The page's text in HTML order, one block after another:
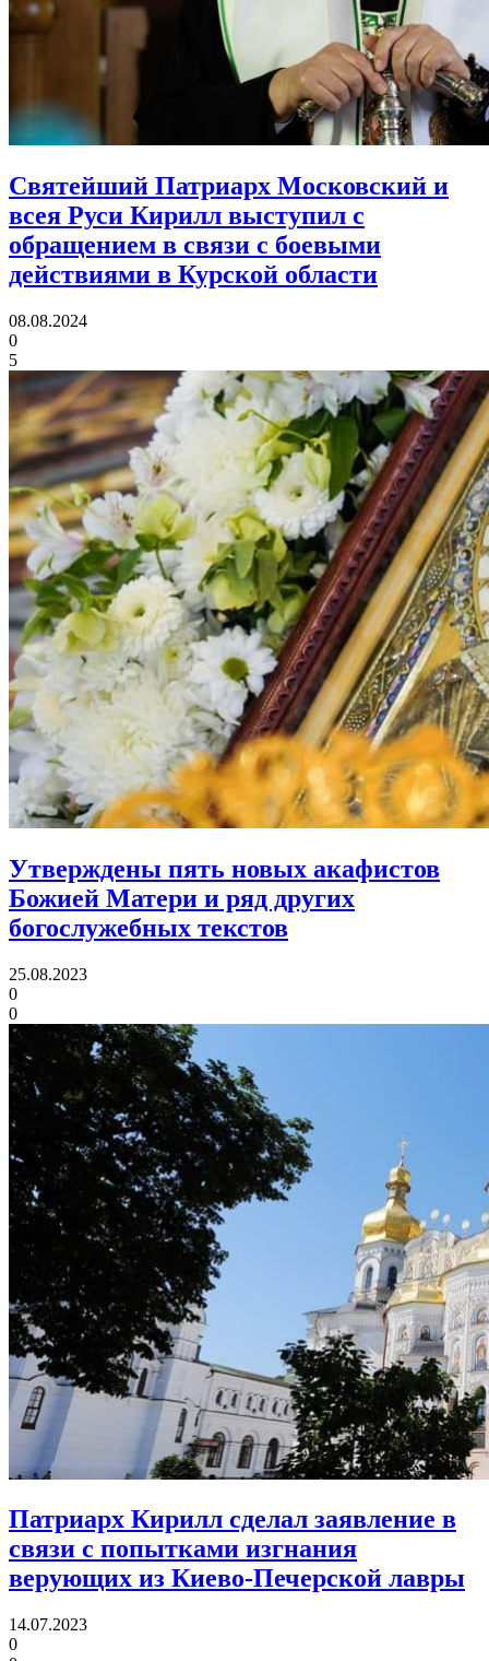
Святейший Патриарх Московский и
всея Руси Кирилл выступил с
обращением в связи с боевыми
действиями в Курской области
08.08.2024
0
5
Утверждены пять новых акафистов
Божией Матери и ряд других
богослужебных текстов
25.08.2023
0
0
Патриарх Кирилл сделал заявление в
связи с попытками изгнания
верующих из Киево-Печерской лавры
14.07.2023
0